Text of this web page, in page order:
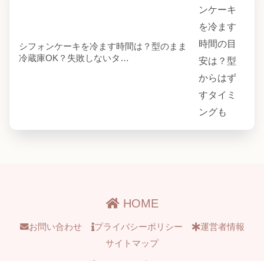
シフォンケーキを冷ます時間は？型のまま
冷蔵庫OK？失敗しないタ…
HOME
お問い合わせ プライバシーポリシー
運営者情報
サイトマップ